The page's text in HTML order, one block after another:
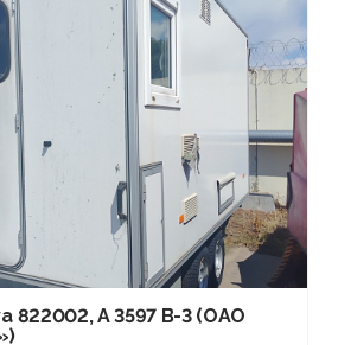
822002, А 3597 В-3 (ОАО